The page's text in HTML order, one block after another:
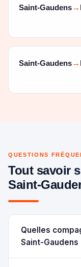
Saint-Gaudens→
Saint-Gaudens→
QUESTIONS
Tout savoir
Saint-
Quelles
Saint-Gaudens